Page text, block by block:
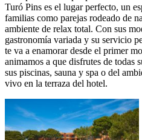
Turó Pins es el lugar perfecto, un
familias como parejas rodeado de
ambiente de relax total. Con sus
gastronomía variada y su servicio
te va a enamorar desde el primer
animamos a que disfrutes de todas
sus piscinas, sauna y spa o del
vivo en la terraza del hotel.